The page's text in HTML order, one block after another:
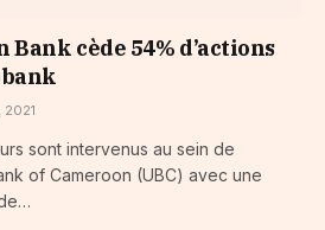
Bank cède 54% d’actions
sont intervenus au sein de
of Cameroon (UBC) avec une